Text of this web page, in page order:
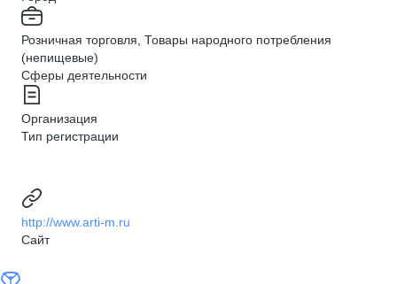
Розничная торговля, Товары народного потребления
(непищевые)
Сферы деятельности
Организация
Тип регистрации
http://www.arti-m.ru
Сайт